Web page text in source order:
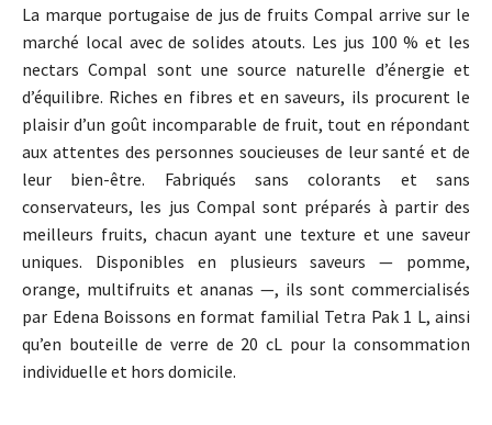
La marque portugaise de jus de fruits Compal arrive sur le
marché local avec de solides atouts. Les jus 100 % et les
nectars Compal sont une source naturelle d’énergie et
d’équilibre. Riches en fibres et en saveurs, ils procurent le
plaisir d’un goût incomparable de fruit, tout en répondant
aux attentes des personnes soucieuses de leur santé et de
leur bien-être. Fabriqués sans colorants et sans
conservateurs, les jus Compal sont préparés à partir des
meilleurs fruits, chacun ayant une texture et une saveur
uniques. Disponibles en plusieurs saveurs — pomme,
orange, multifruits et ananas —, ils sont commercialisés
par Edena Boissons en format familial Tetra Pak 1 L, ainsi
qu’en bouteille de verre de 20 cL pour la consommation
individuelle et hors domicile.